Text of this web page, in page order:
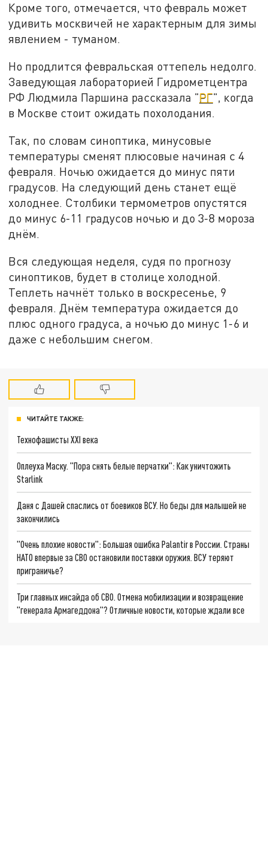
Кроме того, отмечается, что февраль может
удивить москвичей не характерным для зимы
явлением - туманом.
Но продлится февральская оттепель недолго.
Заведующая лабораторией Гидрометцентра
РФ Людмила Паршина рассказала "РГ", когда
в Москве стоит ожидать похолодания.
Так, по словам синоптика, минусовые
температуры сменят плюсовые начиная с 4
февраля. Ночью ожидается до минус пяти
градусов. На следующий день станет ещё
холоднее. Столбики термометров опустятся
до минус 6-11 градусов ночью и до 3-8 мороза
днём.
Вся следующая неделя, судя по прогнозу
синоптиков, будет в столице холодной.
Теплеть начнёт только в воскресенье, 9
февраля. Днём температура ожидается до
плюс одного градуса, а ночью до минус 1-6 и
даже с небольшим снегом.
ЧИТАЙТЕ ТАКЖЕ:
Технофашисты XXI века
Оплеуха Маску. "Пора снять белые перчатки": Как уничтожить
Starlink
Даня с Дашей спаслись от боевиков ВСУ. Но беды для малышей не
закончились
"Очень плохие новости": Большая ошибка Palantir в России. Страны
НАТО впервые за СВО остановили поставки оружия. ВСУ теряют
приграничье?
Три главных инсайда об СВО. Отмена мобилизации и возвращение
"генерала Армагеддона"? Отличные новости, которые ждали все